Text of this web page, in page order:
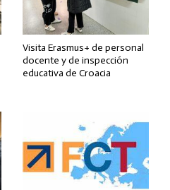
Visita Erasmus+ de personal
docente y de inspección
educativa de Croacia